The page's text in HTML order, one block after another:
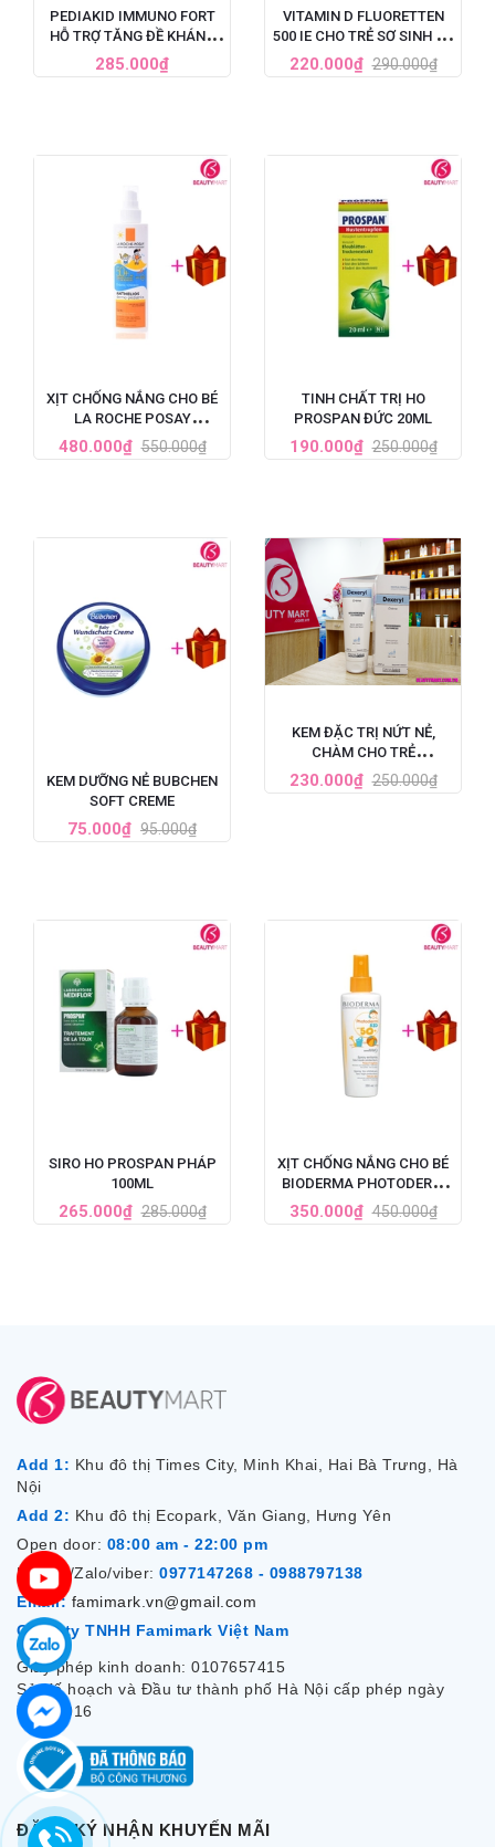
PEDIAKID IMMUNO FORT
HỖ TRỢ TĂNG ĐỀ KHÁNG
CHO TRẺ 125ML
285.000₫
VITAMIN D FLUORETTEN
500 IE CHO TRẺ SƠ SINH VÀ
TRẺ NHỎ
220.000₫ 290.000₫
XỊT CHỐNG NẮNG CHO BÉ
LA ROCHE POSAY
ANTHELIOS DERMO
PEDIATRICS SPF 50+ 200ML
480.000₫ 550.000₫
TINH CHẤT TRỊ HO
PROSPAN ĐỨC 20ML
190.000₫ 250.000₫
KEM DƯỠNG NẺ BUBCHEN
SOFT CREME
75.000₫ 95.000₫
KEM ĐẶC TRỊ NỨT NẺ,
CHÀM CHO TRẺ
EM DEXERYL CRÈME PHÁP
230.000₫ 250.000₫
SIRO HO PROSPAN PHÁP
100ML
265.000₫ 285.000₫
XỊT CHỐNG NẮNG CHO BÉ
BIODERMA PHOTODERM
KID LAIT ENFANT SPF50+
350.000₫ 450.000₫
Add 1: Khu đô thị Times City, Minh Khai, Hai Bà Trưng, Hà
Nội
Add 2: Khu đô thị Ecopark, Văn Giang, Hưng Yên
Open door: 08:00 am - 22:00 pm
Hotline/Zalo/viber: 0977147268 - 0988797138
Email: famimark.vn@gmail.com
Công ty TNHH Famimark Việt Nam
Giấy phép kinh doanh: 0107657415
Sở Kế hoạch và Đầu tư thành phố Hà Nội cấp phép ngày
7/12/2016
ĐĂNG KÝ NHẬN KHUYẾN MÃI